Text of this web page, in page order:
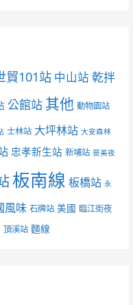
貿101站 中山站 乾拌
公館站 其他 動物園站
士林站 大坪林站 大安森林
忠孝新生站 新埔站 景美夜
板南線 板橋站 永
風味 石牌站 美國 臨江街夜
頂溪站 麵線